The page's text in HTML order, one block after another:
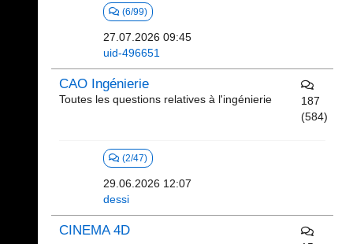
(6/99)
27.07.2026 09:45
uid-496651
CAO Ingénierie
Toutes les questions relatives à l'ingénierie
187
(584)
(2/47)
29.06.2026 12:07
dessi
CINEMA 4D